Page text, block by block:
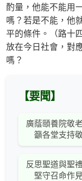
酌量，他能不能用
嗎？若是不能，他
平的條件。（路十
放在今日社會，對
嗎？
【要聞】
廣蔭頤養院敬
籲各堂支持
反思聖道與聖
堅守召命作